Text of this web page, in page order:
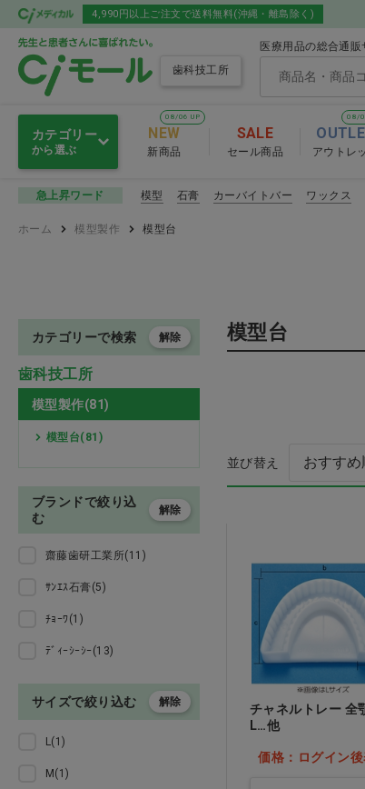
4,990円以上ご注文で送料無料(沖縄・離島除く)
歯科技工所
医療用品の総合通
カテゴリー
から選ぶ
ＣＡＤ／ＣＡＭシステム・ミ
拡大鏡・ゴーグル
石こう関連
ワックス関連
切削・研磨
ｅ．ｍａｘ・ポーセレン・レ
ジン材料
インスツルメント・咬合紙
ＣＡＤ／
08/06 UP
NEW
新商品
SALE
セール商品
08/
アウトレ
急上昇ワード 模型 石膏 カーバイトバー ワックス
ホーム 模型製作 模型台
模型台
並び替え
チャネルトレー 全
L…他
価格：ログイン
カテゴリーで検索 解除
歯科技工所
模型製作(81)
模型台(81)
ブランドで絞り込
む
解除
齋藤歯研工業所(11)
ｻﾝｴｽ石膏(5)
ﾁｮｰﾜ(1)
ﾃﾞｨｰｼｰｼｰ(13)
サイズで絞り込む 解除
L(1)
M(1)